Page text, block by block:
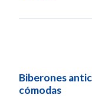
Biberones
cómodas